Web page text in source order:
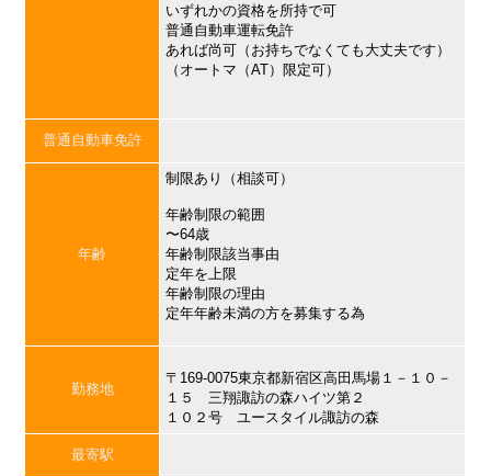
いずれかの資格を所持で可
普通自動車運転免許
あれば尚可（お持ちでなくても大丈夫です）
（オートマ（AT）限定可）
普通自動車免許
年齢
制限あり（相談可）
年齢制限の範囲
〜64歳
年齢制限該当事由
定年を上限
年齢制限の理由
定年年齢未満の方を募集する為
勤務地
〒169-0075東京都新宿区高田馬場１－１０－
１５ 三翔諏訪の森ハイツ第２
１０２号 ユースタイル諏訪の森
最寄駅